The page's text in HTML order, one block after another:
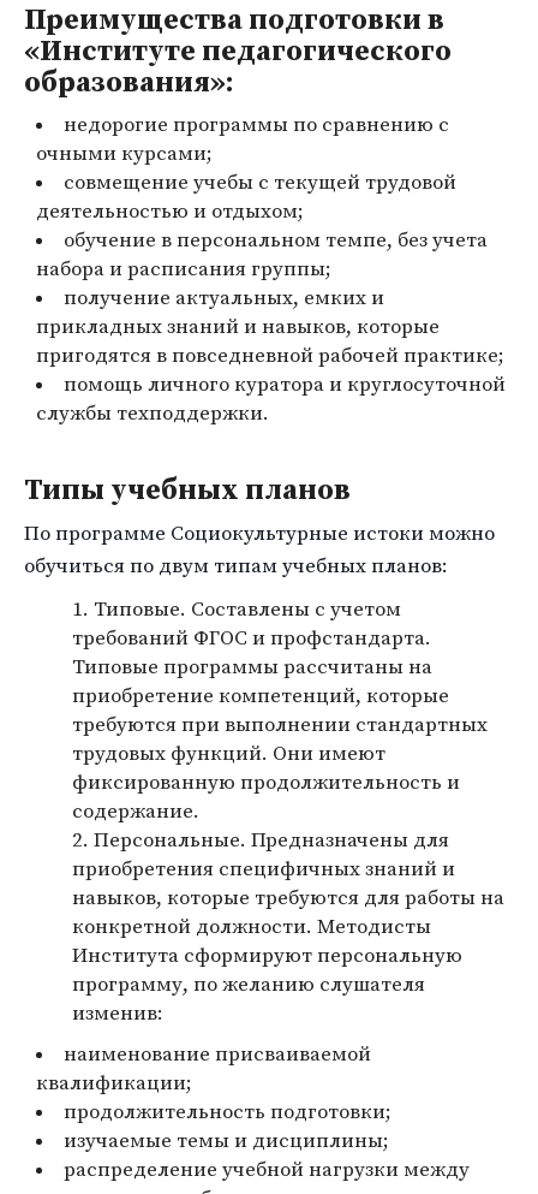
Преимущества подготовки в
«Институте педагогического
образования»:
недорогие программы по сравнению с
очными курсами;
совмещение учебы с текущей трудовой
деятельностью и отдыхом;
обучение в персональном темпе, без учета
набора и расписания группы;
получение актуальных, емких и
прикладных знаний и навыков, которые
пригодятся в повседневной рабочей практике;
помощь личного куратора и круглосуточной
службы техподдержки.
Типы учебных планов
По программе Социокультурные истоки можно
обучиться по двум типам учебных планов:
Типовые. Составлены с учетом
требований ФГОС и профстандарта.
Типовые программы рассчитаны на
приобретение компетенций, которые
требуются при выполнении стандартных
трудовых функций. Они имеют
фиксированную продолжительность и
содержание.
Персональные. Предназначены для
приобретения специфичных знаний и
навыков, которые требуются для работы на
конкретной должности. Методисты
Института сформируют персональную
программу, по желанию слушателя
изменив:
наименование присваиваемой
квалификации;
продолжительность подготовки;
изучаемые темы и дисциплины;
распределение учебной нагрузки между